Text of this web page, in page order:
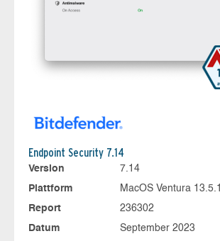
Endpoint Security 7.14
Version
7.14
Plattform
MacOS Ventura 13.5.1
Report
236302
Datum
September 2023